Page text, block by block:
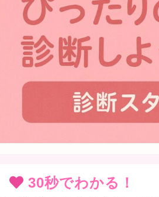
30秒でわかる！